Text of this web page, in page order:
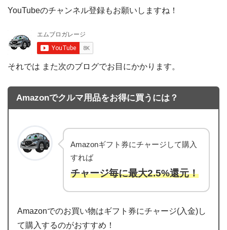
YouTubeのチャンネル登録もお願いしますね！
それでは また次のブログでお目にかかります。
Amazonでクルマ用品をお得に買うには？
Amazonギフト券にチャージして購入
すれば
チャージ毎に最大2.5%還元！
Amazonでのお買い物はギフト券にチャージ(入金)し
て購入するのがおすすめ！